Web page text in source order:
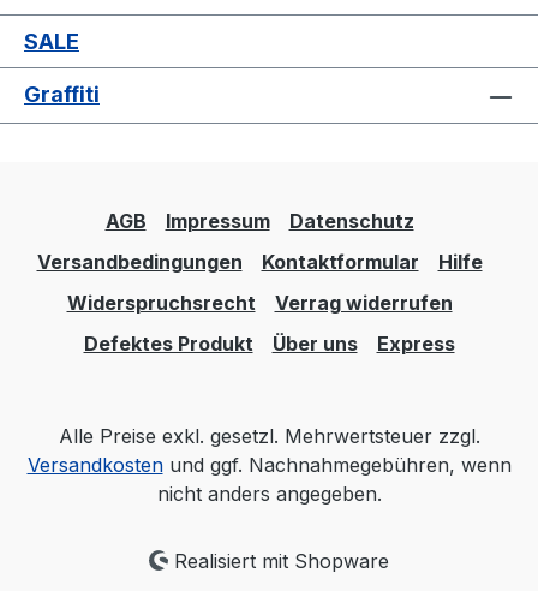
SALE
Graffiti
AGB Impressum
Datenschutz
Versandbedingungen
Kontaktformular
Hilfe
Widerspruchsrecht
Verrag widerrufen
Defektes Produkt
Über uns Express
Alle Preise exkl. gesetzl. Mehrwertsteuer zzgl.
Versandkostenund ggf. Nachnahmegebühren, wenn
nicht anders angegeben.
Realisiert mit Shopware